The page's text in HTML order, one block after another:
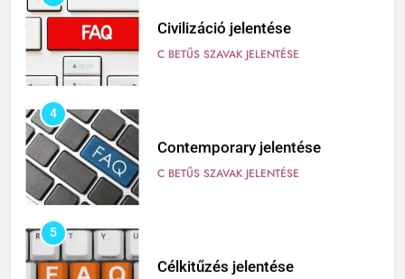
C BETŰS SZAVAK JELENTÉSE
4
C BETŰS SZAVAK JELENTÉSE
5
C BETŰS SZAVAK JELENTÉSE